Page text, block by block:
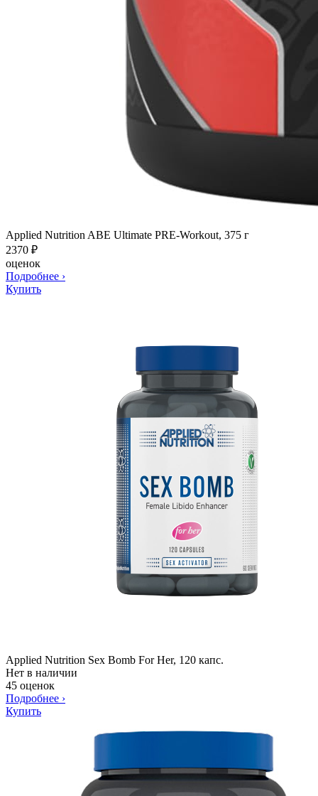
Applied Nutrition ABE Ultimate PRE-Workout, 375 г
2370 ₽
оценок
Подробнее ›
Купить
Applied Nutrition Sex Bomb For Her, 120 капс.
Нет в наличии
45 оценок
Подробнее ›
Купить